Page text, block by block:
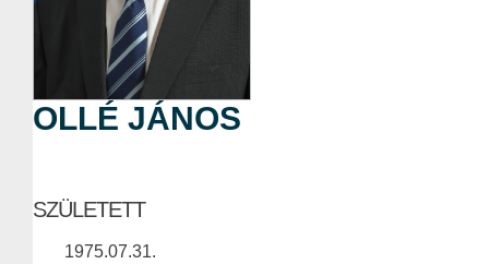
OLLÉ JÁNOS
SZÜLETETT
1975.07.31.